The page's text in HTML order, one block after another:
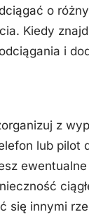
o
Kiedy
i
z
lub pilot
się innymi